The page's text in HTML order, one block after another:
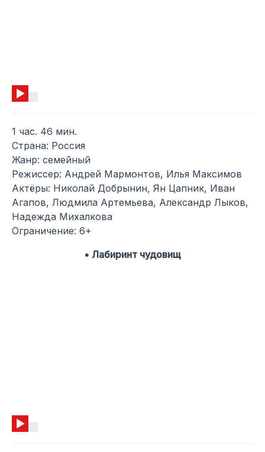
1 час. 46 мин.
Страна: Россия
Жанр: семейный
Режиссер: Андрей Мармонтов, Илья Максимов
Актёры: Николай Добрынин, Ян Цапник, Иван
Агапов, Людмила Артемьева, Александр Лыков,
Надежда Михалкова
Ограничение: 6+
• Лабиринт чудовищ